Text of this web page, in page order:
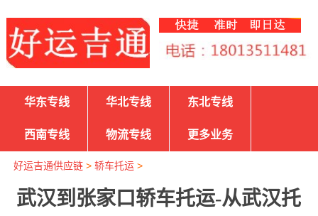
华东专线 华北专线 东北专线
西南专线 物流专线 更多业务
好运吉通供应链> 轿车托运>
武汉到张家口轿车托运-从武汉托